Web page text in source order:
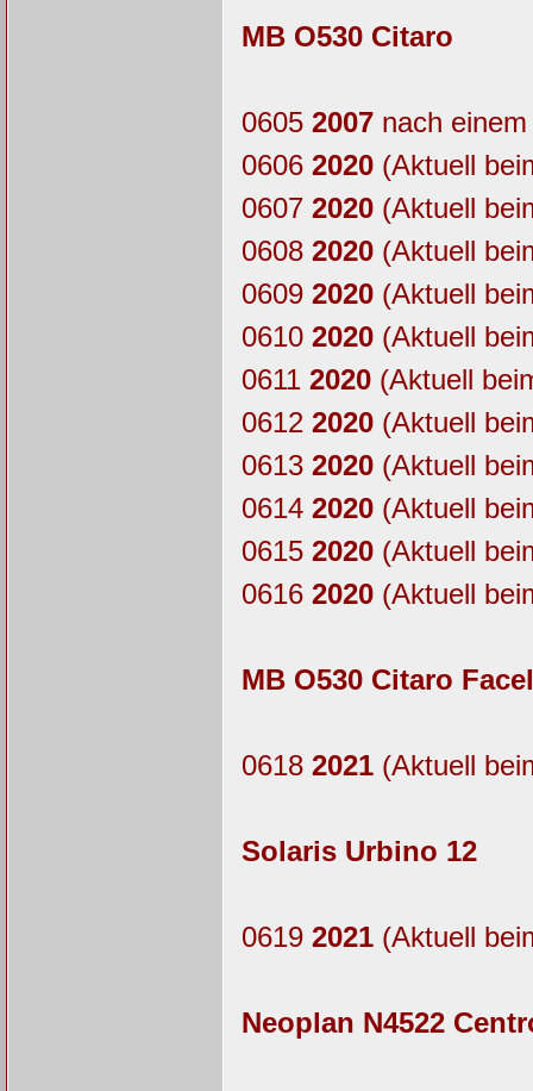
MB O530 Citaro
0605 2007nach einem
0606 2020(Aktuell
0607 2020(Aktuell
0608 2020(Aktuell
0609 2020(Aktuell
0610 2020(Aktuell
0611 2020(Aktuell
0612 2020(Aktuell
0613 2020(Aktuell
0614 2020(Aktuell
0615 2020(Aktuell
0616 2020(Aktuell
MB O530 Citaro
0618 2021(Aktuell
Solaris Urbino 12
0619 2021(Aktuell
Neoplan N4522